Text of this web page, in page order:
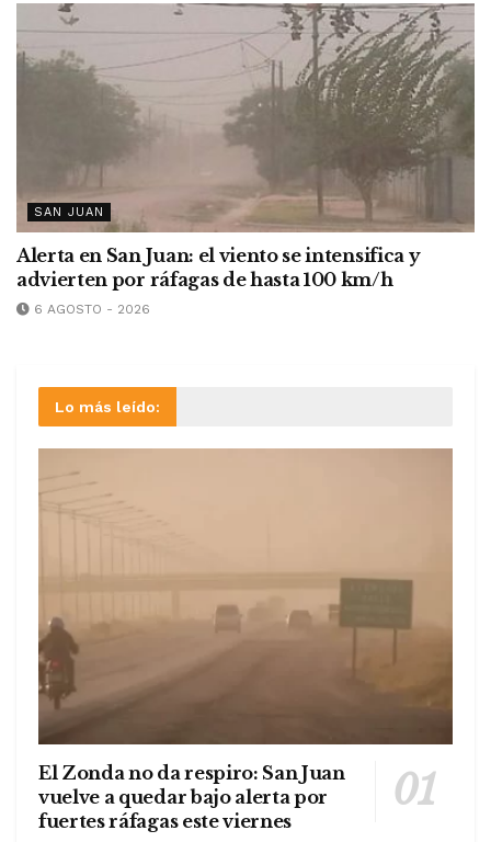
SAN JUAN
Alerta en San Juan: el viento se intensifica y
advierten por ráfagas de hasta 100 km/h
6 AGOSTO - 2026
Lo más leído:
El Zonda no da respiro: San Juan
vuelve a quedar bajo alerta por
fuertes ráfagas este viernes